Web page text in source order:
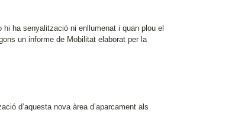
ha senyalització ni enllumenat i quan plou el
un informe de Mobilitat elaborat per la
d’aquesta nova àrea d’aparcament als